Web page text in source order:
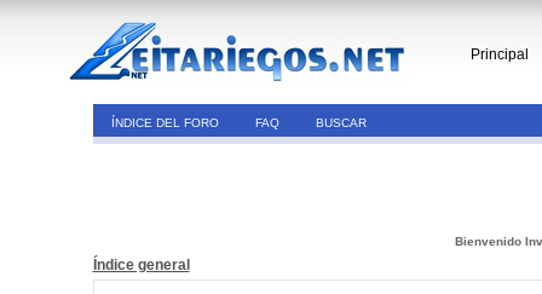
Principal
ÍNDICE DEL FORO FAQ BUSCAR
Bienvenido
Índice general